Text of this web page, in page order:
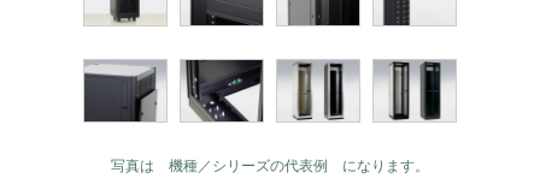
写真は 機種／シリーズの代表例 になります。